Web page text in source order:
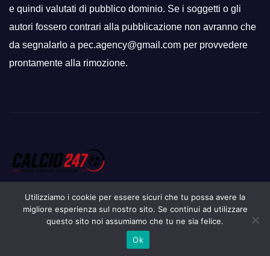
e quindi valutati di pubblico dominio. Se i soggetti o gli
autori fossero contrari alla pubblicazione non avranno che
da segnalarlo a pec.agency@gmail.com per provvedere
prontamente alla rimozione.
Proudly powered by WordPress|Tema: Newsup di
Utilizziamo i cookie per essere sicuri che tu possa avere la
migliore esperienza sul nostro sito. Se continui ad utilizzare
questo sito noi assumiamo che tu ne sia felice.
Ok